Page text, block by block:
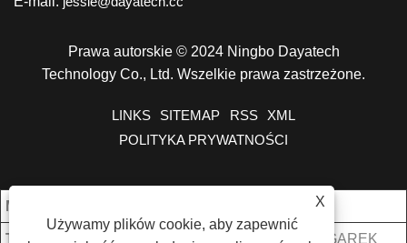
X
Używamy plików cookie, aby zapewnić
Prawa autorskie © 2024 Ningbo Dayatech
Technology Co., Ltd. Wszelkie prawa zastrzeżone.
LINKS SITEMAP RSS
XML
POLITYKA PRYWATNOŚCI
Mój. Zamówienie:
Termin handlowy: KIESZONKA NA ZEGAREK